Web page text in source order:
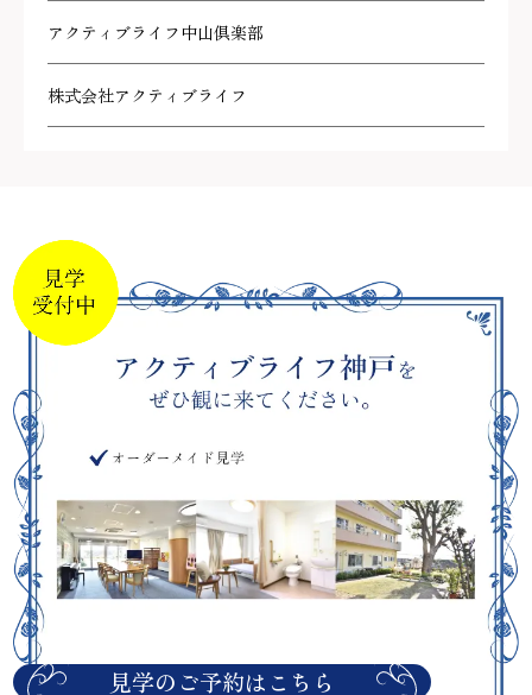
アクティブライフ中山倶楽部
株式会社アクティブライフ
見学のご予約はこちら